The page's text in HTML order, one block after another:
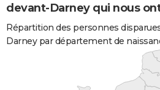
devant-Darney qui nous
Répartition des personnes
Darney par département de